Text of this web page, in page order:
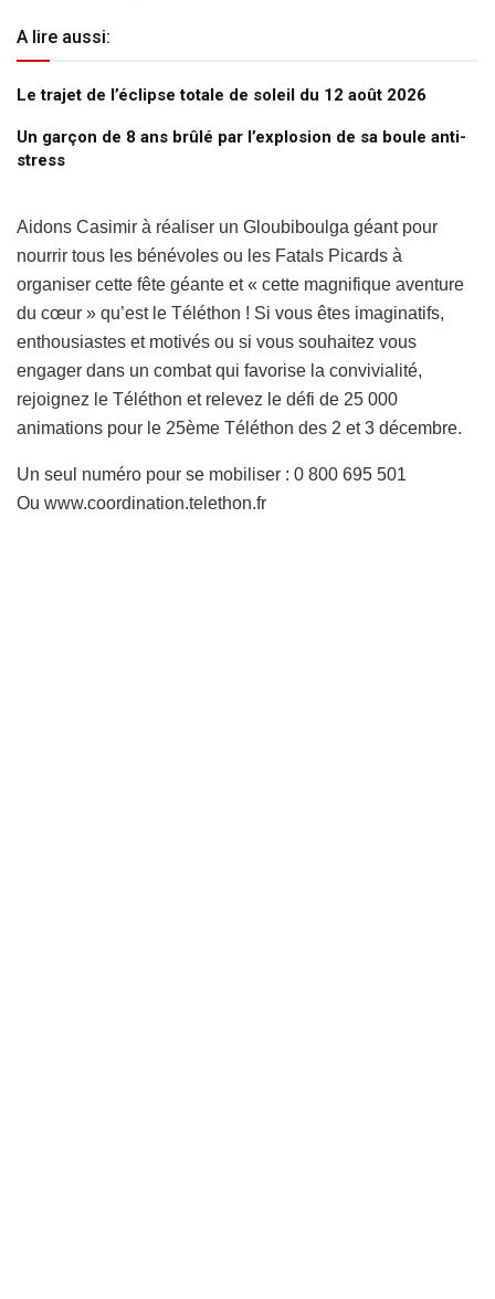
A lire aussi:
Le trajet de l’éclipse totale de soleil du 12 août 2026
Un garçon de 8 ans brûlé par l’explosion de sa boule anti-
stress
Aidons Casimir à réaliser un Gloubiboulga géant pour
nourrir tous les bénévoles ou les Fatals Picards à
organiser cette fête géante et « cette magnifique aventure
du cœur » qu’est le Téléthon ! Si vous êtes imaginatifs,
enthousiastes et motivés ou si vous souhaitez vous
engager dans un combat qui favorise la convivialité,
rejoignez le Téléthon et relevez le défi de 25 000
animations pour le 25ème Téléthon des 2 et 3 décembre.
Un seul numéro pour se mobiliser : 0 800 695 501
Ou www.coordination.telethon.fr